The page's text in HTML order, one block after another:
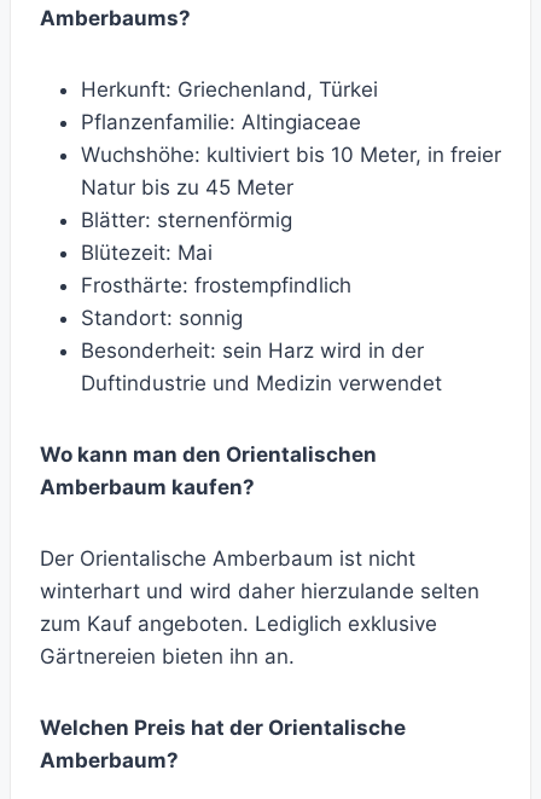
Amberbaums?
Herkunft: Griechenland, Türkei
Pflanzenfamilie: Altingiaceae
Wuchshöhe: kultiviert bis 10 Meter, in freier
Natur bis zu 45 Meter
Blätter: sternenförmig
Blütezeit: Mai
Frosthärte: frostempfindlich
Standort: sonnig
Besonderheit: sein Harz wird in der
Duftindustrie und Medizin verwendet
Wo kann man den Orientalischen
Amberbaum kaufen?
Der Orientalische Amberbaum ist nicht
winterhart und wird daher hierzulande selten
zum Kauf angeboten. Lediglich exklusive
Gärtnereien bieten ihn an.
Welchen Preis hat der Orientalische
Amberbaum?